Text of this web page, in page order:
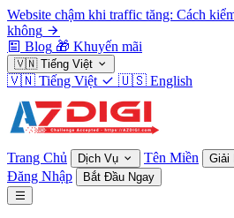
Website chậm khi traffic tăng: Cách
không
Blog 🎁 Khuyến mãi
🇻🇳 Tiếng Việt
🇻🇳 Tiếng Việt 🇺🇸 English
Trang Chủ Dịch Vụ Tên Miền Giải
Đăng Nhập Bắt Đầu Ngay